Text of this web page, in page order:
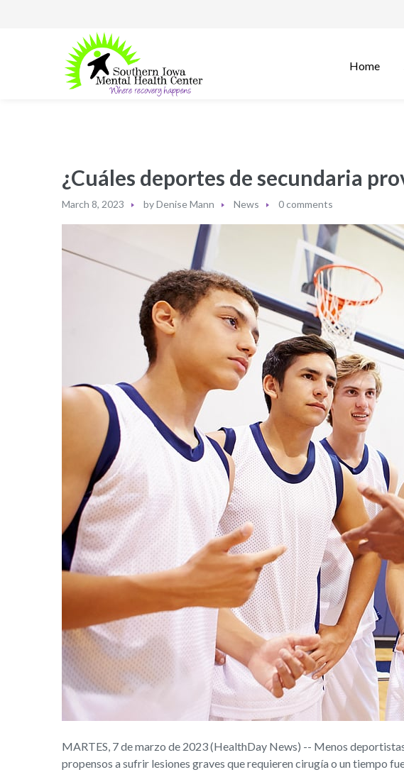
Home
¿Cuáles deportes de secundaria
March 8, 2023 byDenise Mann News 0 comments
MARTES, 7 de marzo de 2023 (HealthDay News) -- Menos
propensos a sufrir lesiones graves que requieren cirugía o un tiempo